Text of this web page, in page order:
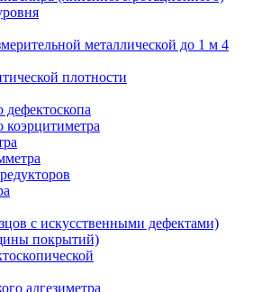
металлической до 1 м 4
плотности
коэрцитиметра
с искусственными дефектами)
покрытий)
адгезиметра